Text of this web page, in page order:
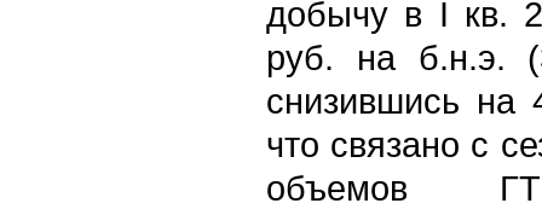
добычу в I кв.
руб. на б.н.э.
снизившись на
что связано с
объемов